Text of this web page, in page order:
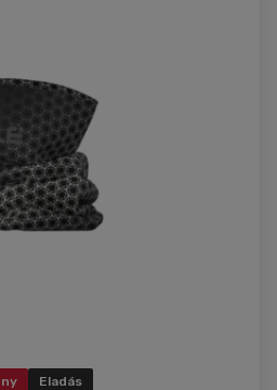
Eladás